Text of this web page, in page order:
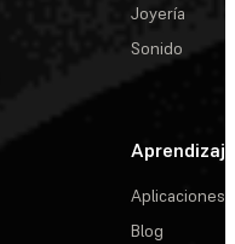
Joyería
Sonido
Aprendizaje
Aplicaciones
Blog